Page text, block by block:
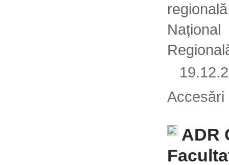
Accesări
ADR